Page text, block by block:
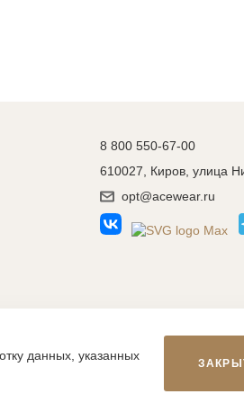
8 800 550-67-00
610027, Киров, улица
opt@acewear.ru
иллюстрациями и т.д.,
данных, указанных